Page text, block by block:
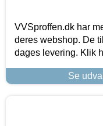
VVSproffen.dk har
deres webshop. De
dages levering. Klik
Se